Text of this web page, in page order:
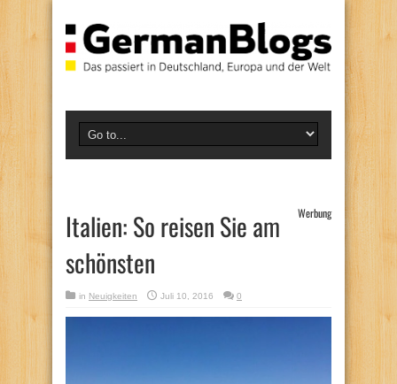
Italien: So reisen Sie am
schönsten
Werbung
in Neuigkeiten Juli 10, 2016 0